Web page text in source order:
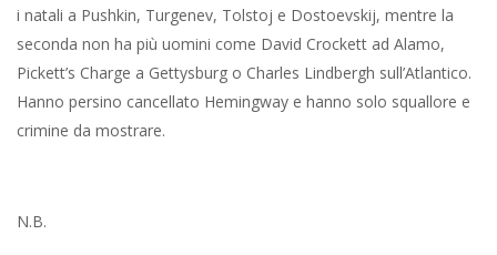
i natali a Pushkin, Turgenev, Tolstoj e Dostoevskij, mentre la
seconda non ha più uomini come David Crockett ad Alamo,
Pickett’s Charge a Gettysburg o Charles Lindbergh sull’Atlantico.
Hanno persino cancellato Hemingway e hanno solo squallore e
crimine da mostrare.
N.B.